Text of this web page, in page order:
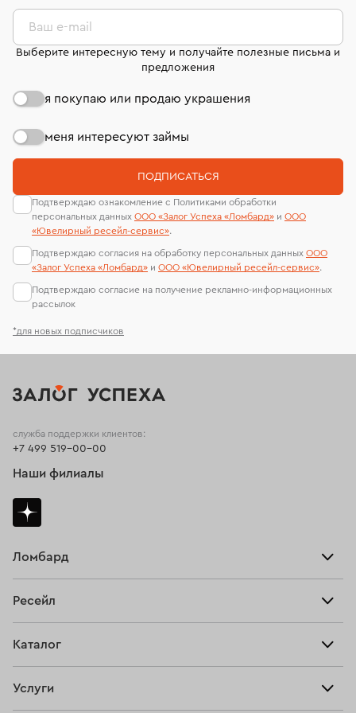
комиссионных украшений и часов смотрите на
странице«Возврат украшений»
лабораторий
*для новых подписчиков
Ваш e-mail
Выберите интересную тему и получайте полезные письма и
предложения
я покупаю или продаю украшения
меня интересуют займы
ПОДПИСАТЬСЯ
Подтверждаю ознакомление с Политиками обработки
персональных данных ООО «Залог Успеха «Ломбард» и ООО
«Ювелирный ресейл-сервиc».
Подтверждаю согласия на обработку персональных данных ООО
«Залог Успеха «Ломбард» и ООО «Ювелирный ресейл-сервиc».
Подтверждаю согласие на получение рекламно-информационных
рассылок
Ломбард
Тарифы
Ресейл
Купить
Каталог
Услуги
служба поддержки клиентов:
+7 499 519-00-00
Наши филиалы